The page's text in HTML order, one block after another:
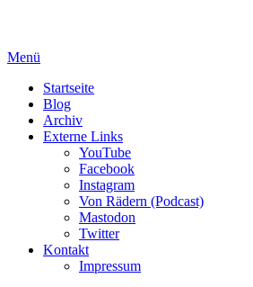
Menü
Startseite
Blog
Archiv
Externe Links
YouTube
Facebook
Instagram
Von Rädern (Podcast)
Mastodon
Twitter
Kontakt
Impressum